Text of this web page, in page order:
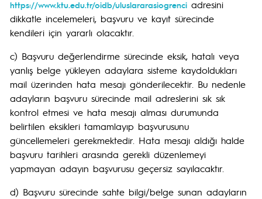
https://www.ktu.edu.tr/oidb/uluslararasiogrenci adresini
dikkatle incelemeleri, başvuru ve kayıt sürecinde
kendileri için yararlı olacaktır.
c) Başvuru değerlendirme sürecinde eksik, hatalı veya
yanlış belge yükleyen adaylara sisteme kaydoldukları
mail üzerinden hata mesajı gönderilecektir. Bu nedenle
adayların başvuru sürecinde mail adreslerini sık sık
kontrol etmesi ve hata mesajı alması durumunda
belirtilen eksikleri tamamlayıp başvurusunu
güncellemeleri gerekmektedir. Hata mesajı aldığı halde
başvuru tarihleri arasında gerekli düzenlemeyi
yapmayan adayın başvurusu geçersiz sayılacaktır.
d) Başvuru sürecinde sahte bilgi/belge sunan adayların